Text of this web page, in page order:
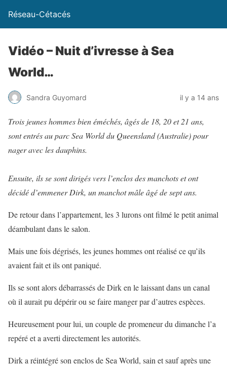
Réseau-Cétacés
Vidéo – Nuit d’ivresse à Sea
World…
Sandra Guyomard il y a 14 ans
Trois jeunes hommes bien éméchés, âgés de 18, 20 et 21 ans,
sont entrés au parc Sea World du Queensland (Australie) pour
nager avec les dauphins.
Ensuite, ils se sont dirigés vers l’enclos des manchots et ont
décidé d’emmener Dirk, un manchot mâle âgé de sept ans.
De retour dans l’appartement, les 3 lurons ont filmé le petit animal
déambulant dans le salon.
Mais une fois dégrisés, les jeunes hommes ont réalisé ce qu’ils
avaient fait et ils ont paniqué.
Ils se sont alors débarrassés de Dirk en le laissant dans un canal
où il aurait pu dépérir ou se faire manger par d’autres espèces.
Heureusement pour lui, un couple de promeneur du dimanche l’a
repéré et a averti directement les autorités.
Dirk a réintégré son enclos de Sea World, sain et sauf après une